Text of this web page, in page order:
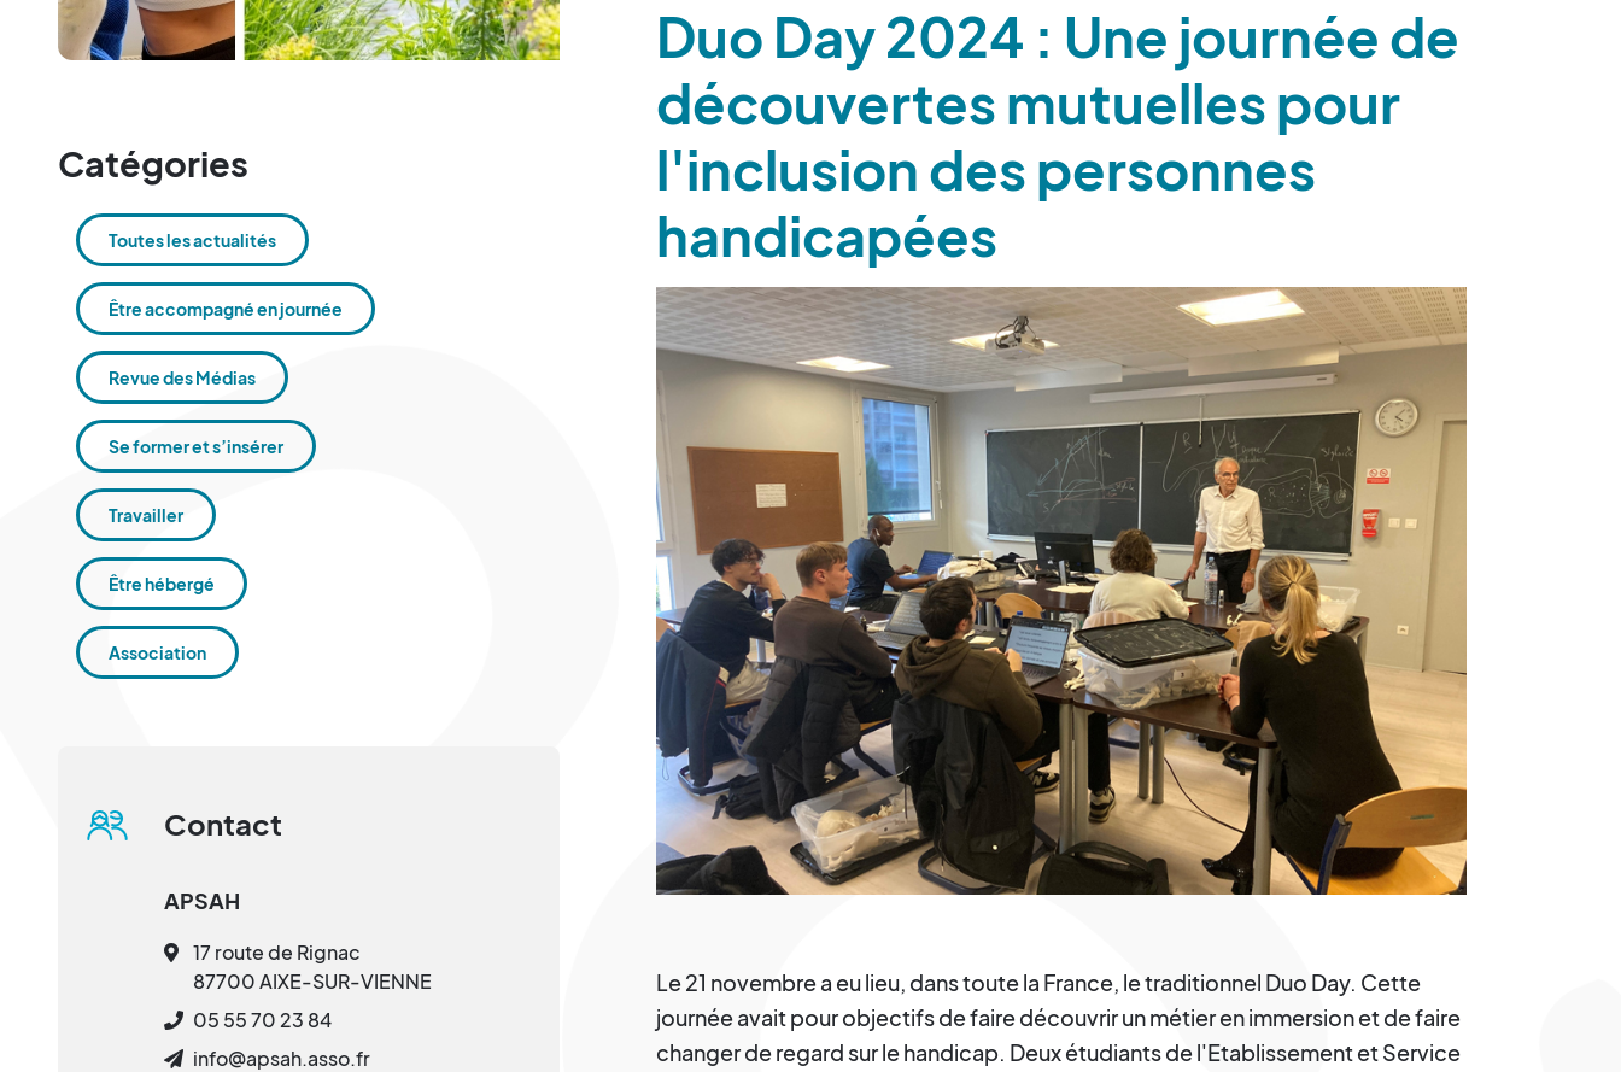
Duo Day 2024 : Une journée de
découvertes mutuelles pour
l'inclusion des personnes
handicapées
Le 21 novembre a eu lieu, dans toute la France, le traditionnel Duo Day. Cette
journée avait pour objectifs de faire découvrir un métier en immersion et de faire
changer de regard sur le handicap. Deux étudiants de l'Etablissement et Service
Catégories
Toutes les actualités
Être accompagné en journée
Revue des Médias
Se former et s’insérer
Travailler
Être hébergé
Association
Contact
APSAH
17 route de Rignac
87700 AIXE-SUR-VIENNE
05 55 70 23 84
info@apsah.asso.fr